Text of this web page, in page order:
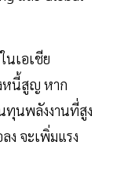
นเอเชีย
หนี้สูญ หาก
ทุนพลังงานที่สูง
ง จะเพิ่มแรง